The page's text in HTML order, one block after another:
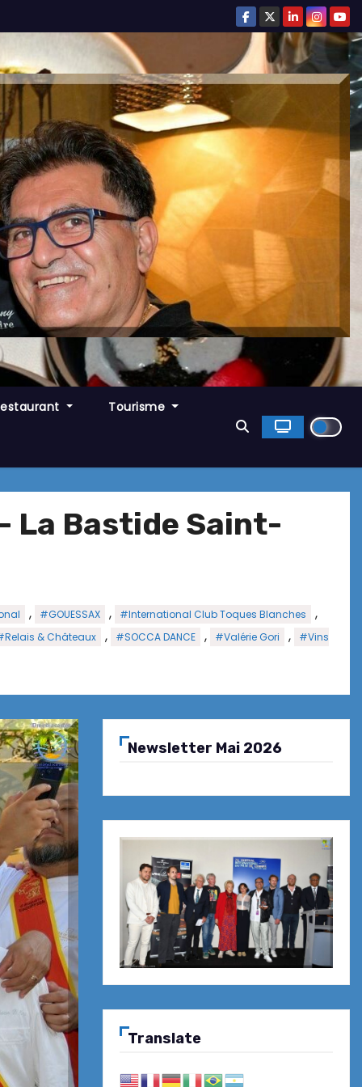
Tourisme
La Bastide Saint-
, #GOUESSAX , #International Club Toques Blanches ,
& Châteaux , #SOCCA DANCE , #Valérie Gori , #Vins
Newsletter Mai 2026
Translate